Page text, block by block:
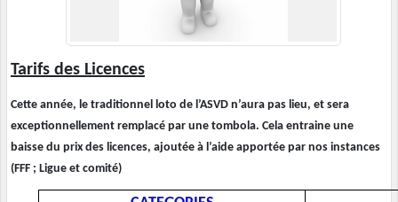
Tarifs des Licences
Cette année, le traditionnel loto de l’ASVD n’aura pas lieu, et sera
exceptionnellement remplacé par une tombola. Cela entraine une
baisse du prix des licences, ajoutée à l’aide apportée par nos instances
(FFF ; Ligue et comité)